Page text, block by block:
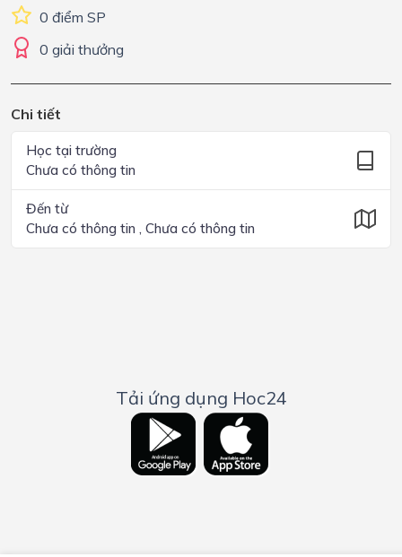
0 điểm SP
0 giải thưởng
Chi tiết
Học tại trường
Chưa có thông tin
Đến từ
Chưa có thông tin , Chưa có thông tin
Tải ứng dụng Hoc24